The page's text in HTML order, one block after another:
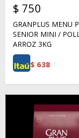
$ 750
GRANPLUS MENU
SENIOR MINI /
ARROZ 3KG
$ 638